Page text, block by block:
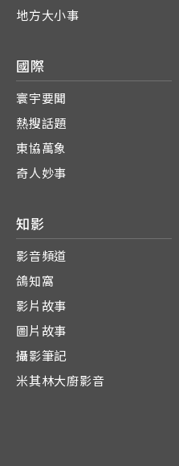
地方大小事
國際
寰宇要聞
熱搜話題
東協萬象
奇人妙事
知影
影音頻道
鴿知窩
影片故事
圖片故事
攝影筆記
米其林大廚影音